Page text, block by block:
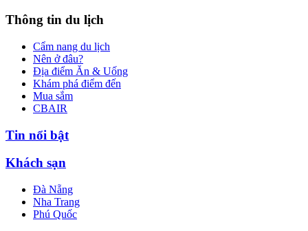
Thông tin du lịch
Cẩm nang du lịch
Nên ở đâu?
Địa điểm Ăn & Uống
Khám phá điểm đến
Mua sắm
CBAIR
Tin nổi bật
Khách sạn
Đà Nẵng
Nha Trang
Phú Quốc